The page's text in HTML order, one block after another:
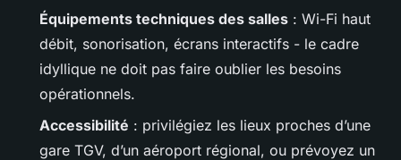
Équipements techniques des salles : Wi-Fi haut
débit, sonorisation, écrans interactifs - le cadre
idyllique ne doit pas faire oublier les besoins
opérationnels.
Accessibilité : privilégiez les lieux proches d’une
gare TGV, d’un aéroport régional, ou prévoyez un